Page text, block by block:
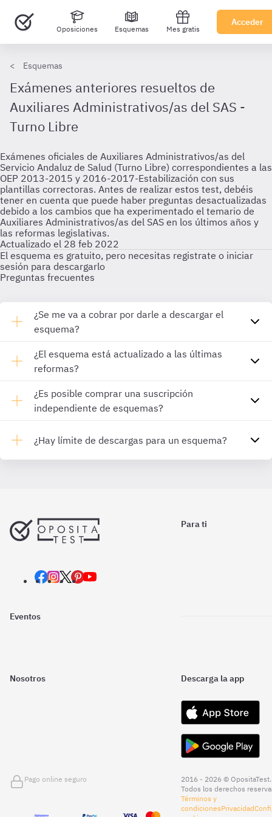
Oposiciones Esquemas Mes gratis
Acceder
Esquemas
Exámenes anteriores resueltos de
Auxiliares Administrativos/as del SAS -
Turno Libre
Exámenes oficiales de Auxiliares Administrativos/as del
Servicio Andaluz de Salud (Turno Libre) correspondientes a las
OEP 2013-2015 y 2016-2017-Estabilización con sus
plantillas correctoras. Antes de realizar estos test, debéis
tener en cuenta que puede haber preguntas desactualizadas
debido a los cambios que ha experimentado el temario de
Auxiliares Administrativos/as del SAS en los últimos años y
las reformas legislativas.
Actualizado el 28 feb 2022
El esquema es gratuito, pero necesitas registrate o iniciar
sesión para descargarlo
Preguntas frecuentes
¿Se me va a cobrar por darle a descargar el
esquema?
¿El esquema está actualizado a las últimas
reformas?
¿Es posible comprar una suscripción
independiente de esquemas?
¿Hay límite de descargas para un esquema?
Para ti
Eventos
Nosotros Descarga la app
Pago online seguro
2016 - 2026 © OpositaTest.
Todos los derechos
Términos y
condicionesPrivacidad